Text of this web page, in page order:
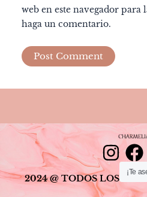
web en este navegador
haga un comentario.
I
n
F
a
2024 @ TODOS LOS
¡Te